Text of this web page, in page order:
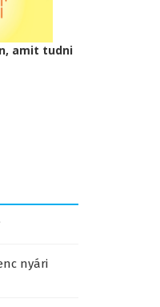
amit tudni
nyári